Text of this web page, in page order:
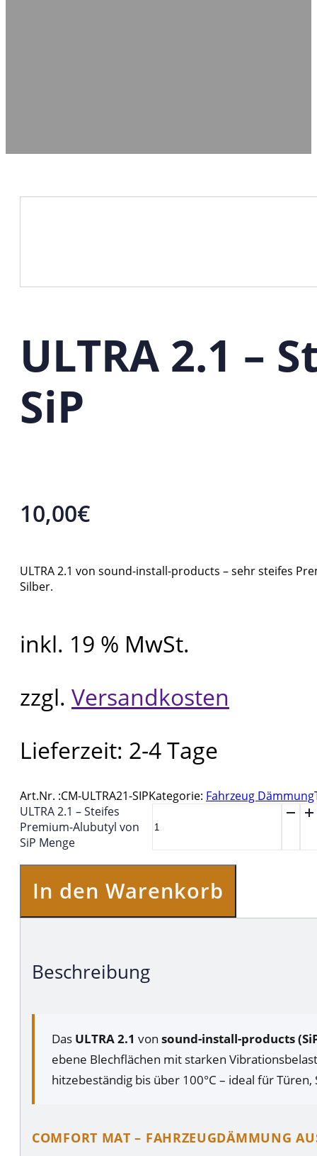
ULTRA 2.1 –
SiP
10,00€
ULTRA 2.1 von sound-install-products – sehr steifes
Silber.
inkl. 19 % MwSt.
zzgl. Versandkosten
Lieferzeit: 2-4 Tage
Art.Nr. :CM-ULTRA21-SIPKategorie: Fahrzeug Dämmung
ULTRA 2.1 – Steifes
Premium-Alubutyl von
SiP Menge
In den Warenkorb
Beschreibung
Das ULTRA 2.1 von sound-install-products
ebene Blechflächen mit starken
hitzebeständig bis über 100°C – ideal für
COMFORT MAT – FAHRZEUGDÄMMUNG